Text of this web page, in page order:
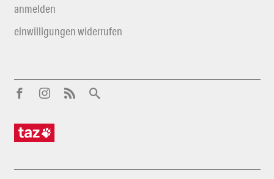
anmelden
einwilligungen widerrufen